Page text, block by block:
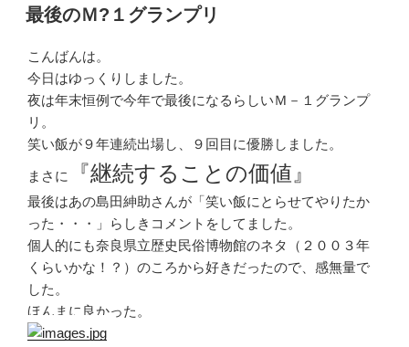
稿
日:
最後のＭ?１グランプリ
こんばんは。
今日はゆっくりしました。
夜は年末恒例で今年で最後になるらしいＭ－１グランプ
リ。
笑い飯が９年連続出場し、９回目に優勝しました。
まさに 『継続することの価値』
最後はあの島田紳助さんが「笑い飯にとらせてやりたか
った・・・」らしきコメントをしてました。
個人的にも奈良県立歴史民俗博物館のネタ（２００３年
くらいかな！？）のころから好きだったので、感無量で
した。
ほんまに良かった。